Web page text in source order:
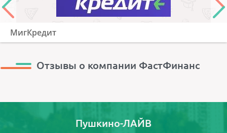
МигКредит
Отзывы о компании ФастФинанс
Пушкино-ЛАЙВ